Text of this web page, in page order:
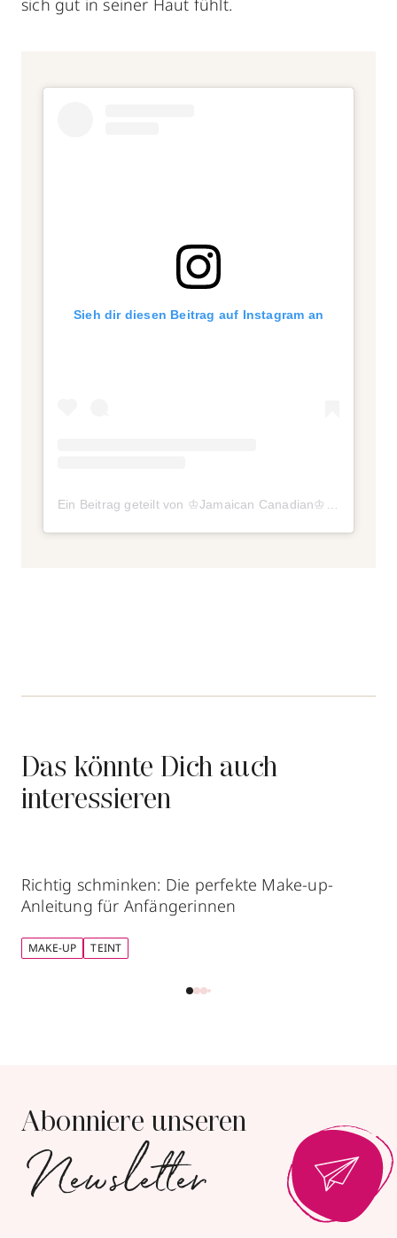
sich gut in seiner Haut fühlt.
Sieh dir diesen Beitrag auf Instagram an
Das könnte Dich auch
interessieren
Richtig schminken: Die perfekte Make-up-
Anleitung für Anfängerinnen
MAKE-UP TEINT
Abonniere unseren
Newsletter